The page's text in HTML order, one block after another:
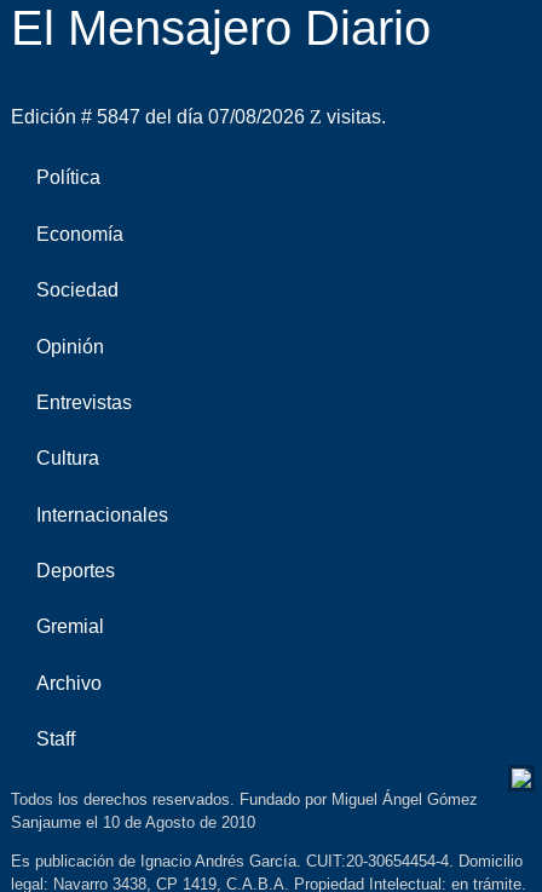
El Mensajero Diario
Edición # 5847 del día 07/08/2026 visitas.
Política
Economía
Sociedad
Opinión
Entrevistas
Cultura
Internacionales
Deportes
Gremial
Archivo
Staff
Todos los derechos reservados. Fundado por Miguel Ángel Gómez
Sanjaume el 10 de Agosto de 2010
Es publicación de Ignacio Andrés García. CUIT:20-30654454-4. Domicilio
legal: Navarro 3438, CP 1419, C.A.B.A. Propiedad Intelectual: en trámite.